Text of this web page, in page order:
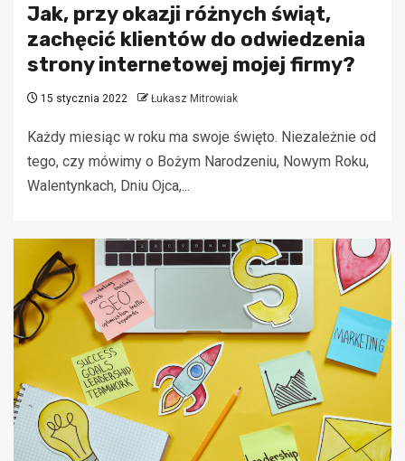
Jak, przy okazji różnych świąt,
zachęcić klientów do odwiedzenia
strony internetowej mojej firmy?
15 stycznia 2022 Łukasz Mitrowiak
Każdy miesiąc w roku ma swoje święto. Niezależnie od
tego, czy mówimy o Bożym Narodzeniu, Nowym Roku,
Walentynkach, Dniu Ojca,...